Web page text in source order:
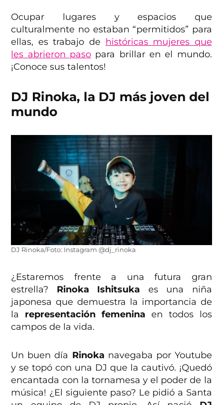
Ocupar lugares y espacios que
culturalmente no estaban “permitidos” para
ellas, es trabajo de históricas mujeres que
les abrieron paso para brillar en el mundo.
¡Conoce sus talentos!
DJ Rinoka, la DJ más joven del
mundo
DJ Rinoka/Foto: Instagram @dj_rinoka
¿Estaremos frente a una futura gran
estrella? Rinoka Ishitsuka es una niña
japonesa que demuestra la importancia de
la representación femenina en todos los
campos de la vida.
Un buen día Rinoka navegaba por Youtube
y se topó con una DJ que la cautivó. ¡Quedó
encantada con la tornamesa y el poder de la
música! ¿El siguiente paso? Le pidió a Santa